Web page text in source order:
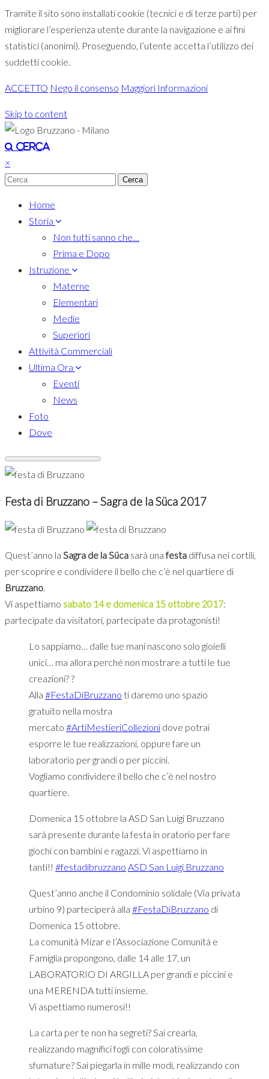
Tramite il sito sono installati cookie (tecnici e di terze parti) per
migliorare l’esperienza utente durante la navigazione e ai fini
statistici (anonimi). Proseguendo, l’utente accetta l’utilizzo dei
suddetti cookie.
ACCETTO Nego il consenso Maggiori Informazioni
Skip to content
Toggle navigation
Cerca
×
Home
Storia
Non tutti sanno che…
Prima e Dopo
Istruzione
Materne
Elementari
Medie
Superiori
Attività Commerciali
Ultima Ora
Eventi
News
Foto
Dove
Festa di Bruzzano – Sagra de la Süca 2017
Quest’anno la Sagra de la Süca sarà unafesta diffusa nei cortili,
per scoprire e condividere il bello che c’è nel quartiere di
Bruzzano.
Vi aspettiamo sabato 14 e domenica 15 ottobre 2017:
partecipate da visitatori, partecipate da protagonisti!
Lo sappiamo… dalle tue mani nascono solo gioielli
unici… ma allora perché non mostrare a tutti le tue
creazioni??
Alla #FestaDiBruzzano ti daremo uno spazio
gratuito nella mostra
mercato #ArtiMestieriCollezioni dove potrai
esporre le tue realizzazioni, oppure fare un
laboratorio per grandi o per piccini.
Vogliamo condividere il bello che c’è nel nostro
quartiere.
Domenica 15 ottobre la ASD San Luigi Bruzzano
sarà presente durante la festa in oratorio per fare
giochi con bambini e ragazzi. Vi aspettiamo in
tanti!! #festadibruzzano ASD San Luigi Bruzzano
Quest’anno anche il Condominio solidale (Via privata
urbino 9) parteciperà alla #FestaDiBruzzano di
Domenica 15 ottobre.
La comunità Mizar e l’Associazione Comunità e
Famiglia propongono, dalle 14 alle 17, un
LABORATORIO DI ARGILLA per grandi e piccini e
una MERENDA tutti insieme.
Vi aspettiamo numerosi!!
La carta per te non ha segreti? Sai crearla,
realizzando magnifici fogli con coloratissime
sfumature? Sai piegarla in mille modi, realizzando con